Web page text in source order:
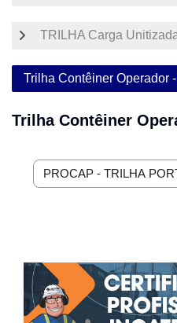
TRILHA Carga
Trilha Contêiner Operador
Trilha Contêiner
Categorias de Cursos